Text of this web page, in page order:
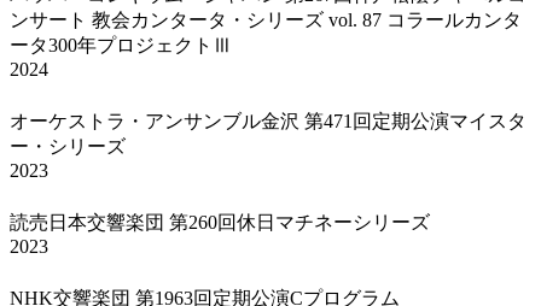
ンサート 教会カンタータ・シリーズ vol. 87 コラールカンタ
ータ300年プロジェクトⅢ
2024
オーケストラ・アンサンブル金沢 第471回定期公演マイスタ
ー・シリーズ
2023
読売日本交響楽団 第260回休日マチネーシリーズ
2023
NHK交響楽団 第1963回定期公演Cプログラム